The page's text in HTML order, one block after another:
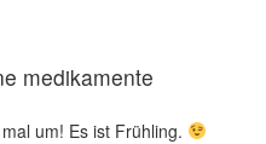
medikamente
um! Es ist Frühling.